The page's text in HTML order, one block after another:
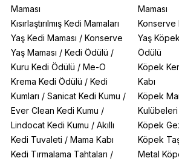
Maması
Kısırlaştırılmış Kedi Mamaları
Yaş Kedi Maması / Konserve
Yaş Maması / Kedi Ödülü /
Kuru Kedi Ödülü / Me-O
Krema Kedi Ödülü / Kedi
Kumları / Sanicat Kedi Kumu /
Ever Clean Kedi Kumu /
Lindocat Kedi Kumu / Akıllı
Kedi Tuvaleti / Mama Kabı
Kedi Tırmalama Tahtaları /
Maması
Konserve
Yaş
Ödülü
Köpek
Kabı
Köpek
Kulübeleri
Köpek
Köpek
Metal